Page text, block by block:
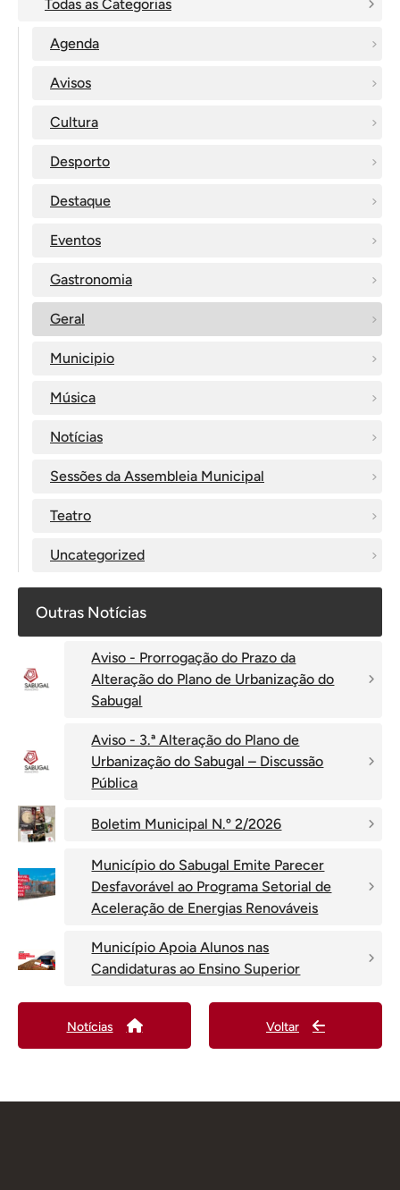
Todas as Categorias
Agenda
Avisos
Cultura
Desporto
Destaque
Eventos
Gastronomia
Geral
Municipio
Música
Notícias
Sessões da Assembleia Municipal
Teatro
Uncategorized
Outras Notícias
Aviso - Prorrogação do Prazo da
Alteração do Plano de Urbanização do
Sabugal
Aviso - 3.ª Alteração do Plano de
Urbanização do Sabugal – Discussão
Pública
Boletim Municipal N.º 2/2026
Município do Sabugal Emite Parecer
Desfavorável ao Programa Setorial de
Aceleração de Energias Renováveis
Município Apoia Alunos nas
Candidaturas ao Ensino Superior
Notícias Voltar